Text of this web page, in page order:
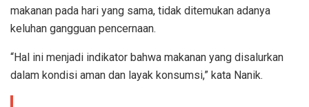
makanan pada hari yang sama, tidak ditemukan adanya
keluhan gangguan pencernaan.
“Hal ini menjadi indikator bahwa makanan yang disalurkan
dalam kondisi aman dan layak konsumsi,” kata Nanik.